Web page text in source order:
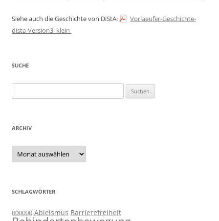
Siehe auch die Geschichte von DiStA:
Vorlaeufer-Geschichte-
dista-Version3_klein
SUCHE
nach:
ARCHIV
Archiv
SCHLAGWÖRTER
000000 Ableismus Barrierefreiheit